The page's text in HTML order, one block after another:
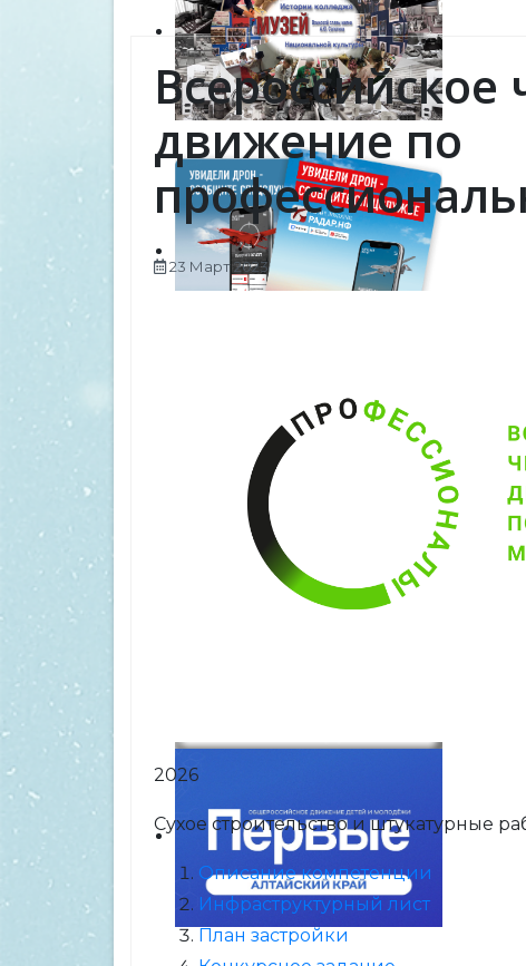
движение по
23 Март 2023
2026
Сухое строительство и штукатурные
Описание компетенции
Инфраструктурный лист
План застройки